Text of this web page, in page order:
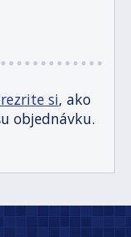
si, ako
objednávku.